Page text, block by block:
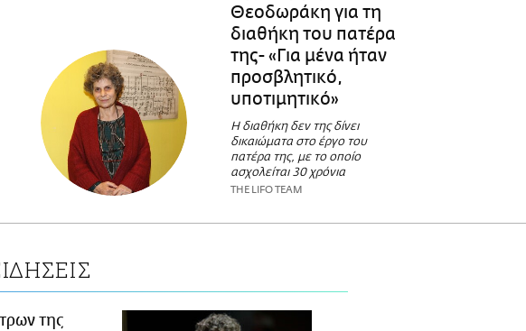
Θεοδωράκη για τη
διαθήκη του πατέρα
της- «Για μένα ήταν
προσβλητικό,
υποτιμητικό»
Η διαθήκη δεν της δίνει
δικαιώματα στο έργο του
πατέρα της, με το οποίο
ασχολείται 30 χρόνια
THE LIFO TEAM
της